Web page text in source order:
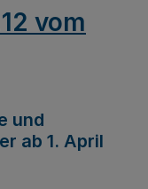
vom
und
ab 1. April